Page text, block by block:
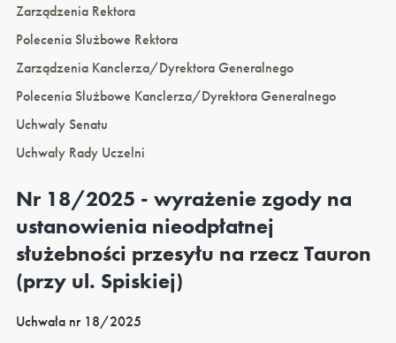
Zarządzenia Rektora
Polecenia Służbowe Rektora
Zarządzenia Kanclerza/Dyrektora Generalnego
Polecenia Służbowe Kanclerza/Dyrektora Generalnego
Uchwały Senatu
Uchwały Rady Uczelni
Nr 18/2025 - wyrażenie zgody na
ustanowienia nieodpłatnej
służebności przesyłu na rzecz Tauron
(przy ul. Spiskiej)
Uchwała nr 18/2025